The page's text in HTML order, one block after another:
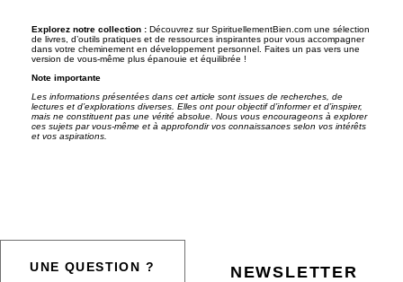
Explorez notre collection : Découvrez sur SpirituellementBien.com une sélection
de livres, d’outils pratiques et de ressources inspirantes pour vous accompagner
dans votre cheminement en développement personnel. Faites un pas vers une
version de vous-même plus épanouie et équilibrée !
Note importante
Les informations présentées dans cet article sont issues de recherches, de
lectures et d’explorations diverses. Elles ont pour objectif d’informer et d’inspirer,
mais ne constituent pas une vérité absolue. Nous vous encourageons à explorer
ces sujets par vous-même et à approfondir vos connaissances selon vos intérêts
et vos aspirations.
UNE QUESTION ?
NEWSLETTER